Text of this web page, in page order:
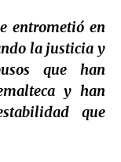
entrometió en
la justicia y
que han
y han
que